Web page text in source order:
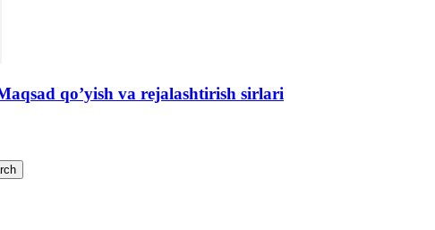
qo’yish va rejalashtirish sirlari